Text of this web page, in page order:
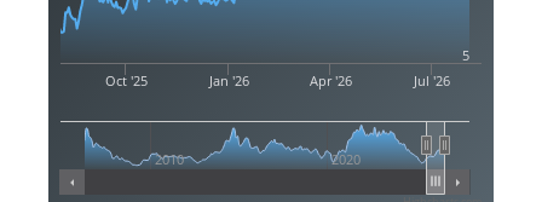
Oct '25 Jan '26 Apr '26 Jul '26
2010 2020
5